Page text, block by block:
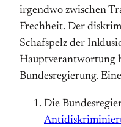
irgendwo zwischen
Frechheit. Der
Schafspelz der
Hauptverantwortung
Bundesregierung.
Die